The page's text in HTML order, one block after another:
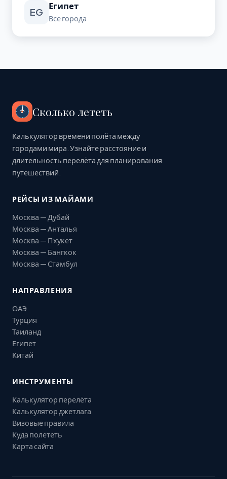
EG
Египет
Все города
Сколько лететь
Калькулятор времени полёта между
городами мира. Узнайте расстояние и
длительность перелёта для планирования
путешествий.
РЕЙСЫ ИЗ МАЙАМИ
Москва — Дубай
Москва — Анталья
Москва — Пхукет
Москва — Бангкок
Москва — Стамбул
НАПРАВЛЕНИЯ
ОАЭ
Турция
Таиланд
Египет
Китай
ИНСТРУМЕНТЫ
Калькулятор перелёта
Калькулятор джетлага
Визовые правила
Куда полететь
Карта сайта